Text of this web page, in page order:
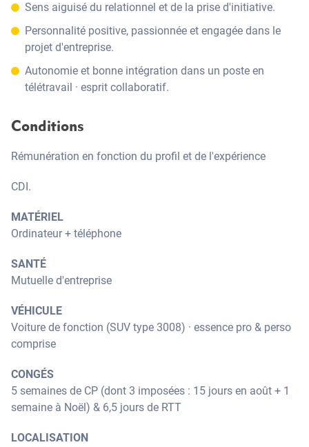
Sens aiguisé du relationnel et de la prise d'initiative.
Personnalité positive, passionnée et engagée dans le
projet d'entreprise.
Autonomie et bonne intégration dans un poste en
télétravail · esprit collaboratif.
Conditions
Rémunération en fonction du profil et de l'expérience
CDI.
MATÉRIEL
Ordinateur + téléphone
SANTÉ
Mutuelle d'entreprise
VÉHICULE
Voiture de fonction (SUV type 3008) · essence pro & perso
comprise
CONGÉS
5 semaines de CP (dont 3 imposées : 15 jours en août + 1
semaine à Noël) & 6,5 jours de RTT
LOCALISATION